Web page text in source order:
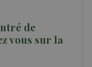
de
vous sur la